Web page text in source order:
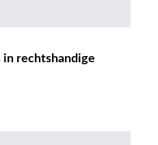
in rechtshandige